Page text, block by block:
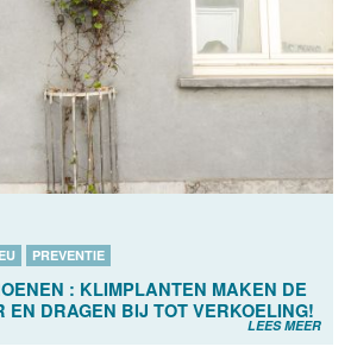
PREVENTIE
: KLIMPLANTEN MAKEN DE
EN DRAGEN BIJ TOT VERKOELING!
LEES MEER